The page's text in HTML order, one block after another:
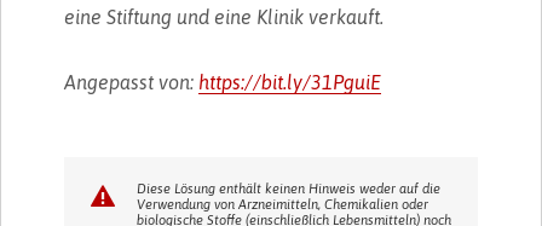
eine Stiftung und eine Klinik verkauft.
Angepasst von: https://bit.ly/31PguiE
Diese Lösung enthält keinen Hinweis weder auf die
Verwendung von Arzneimitteln, Chemikalien oder
biologische Stoffe (einschließlich Lebensmitteln) noch